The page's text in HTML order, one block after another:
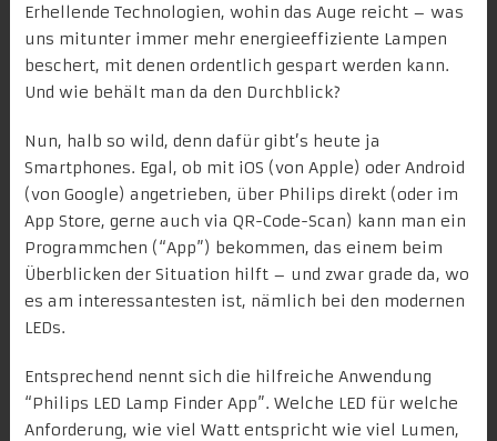
Erhellende Technologien, wohin das Auge reicht – was
uns mitunter immer mehr energieeffiziente Lampen
beschert, mit denen ordentlich gespart werden kann.
Und wie behält man da den Durchblick?
Nun, halb so wild, denn dafür gibt’s heute ja
Smartphones. Egal, ob mit iOS (von Apple) oder Android
(von Google) angetrieben, über Philips direkt (oder im
App Store, gerne auch via QR-Code-Scan) kann man ein
Programmchen (“App”) bekommen, das einem beim
Überblicken der Situation hilft – und zwar grade da, wo
es am interessantesten ist, nämlich bei den modernen
LEDs.
Entsprechend nennt sich die hilfreiche Anwendung
“Philips LED Lamp Finder App”. Welche LED für welche
Anforderung, wie viel Watt entspricht wie viel Lumen,